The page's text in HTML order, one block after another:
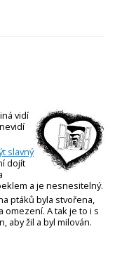
vidí
slavný
dojít
a je nesnesitelný.
ptáků byla stvořena,
omezení. A tak je to i s
aby žil a byl milován.